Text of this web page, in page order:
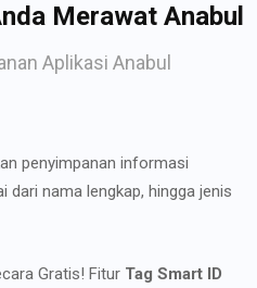
Merawat Anabul
Aplikasi Anabul
penyimpanan informasi
dari nama lengkap, hingga jenis
Gratis! Fitur Tag Smart ID